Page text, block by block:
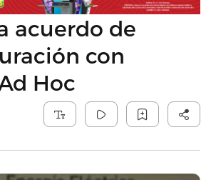
acuerdo de
con
Hoc